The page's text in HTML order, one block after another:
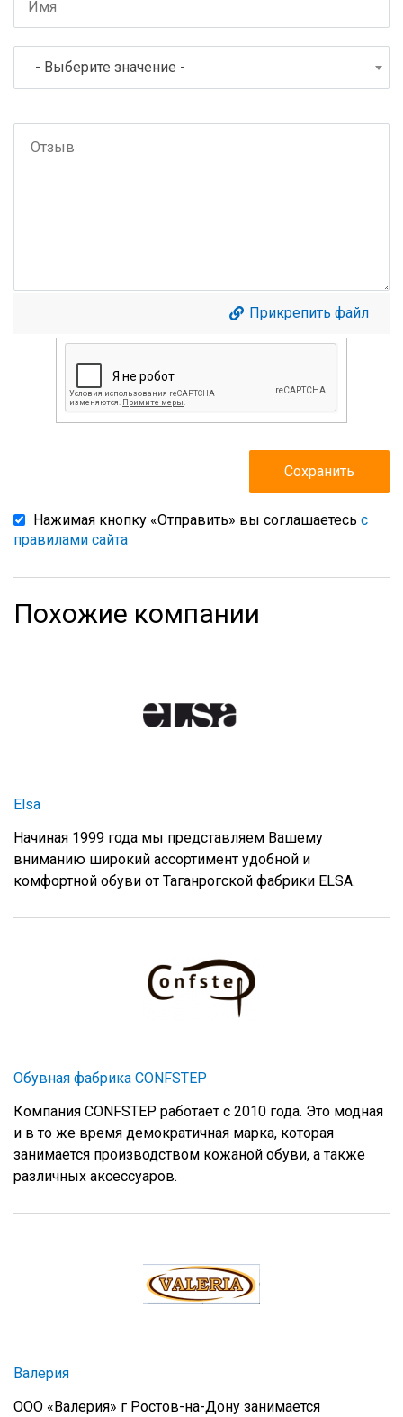
- Выберите значение -
Прикрепить файл
Нажимая кнопку «Отправить» вы соглашаетесь с
правилами сайта
Похожие компании
Elsa
Начиная 1999 года мы представляем Вашему
вниманию широкий ассортимент удобной и
комфортной обуви от Таганрогской фабрики ELSA.
Обувная фабрика CONFSTEP
Компания CONFSTEP работает с 2010 года. Это модная
и в то же время демократичная марка, которая
занимается производством кожаной обуви, а также
различных аксессуаров.
Валерия
ООО «Валерия» г Ростов-на-Дону занимается